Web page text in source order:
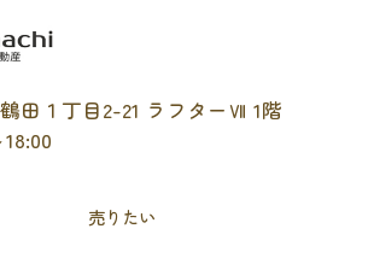
田１丁目2-21 ラフターⅦ 1階
売りたい